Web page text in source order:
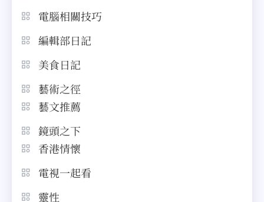
電腦相關技巧
編輯部日記
美食日記
藝術之徑
藝文推薦
鏡頭之下
香港情懷
電視一起看
靈性